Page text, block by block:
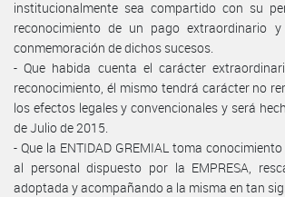
institucionalmente sea compartido con su
reconocimiento de un pago extraordinario
conmemoración de dichos sucesos.
- Que habida cuenta el carácter
reconocimiento, él mismo tendrá carácter no
los efectos legales y convencionales y será
de Julio de 2015.
- Que la ENTIDAD GREMIAL toma
al personal dispuesto por la EMPRESA,
adoptada y acompañando a la misma en tan